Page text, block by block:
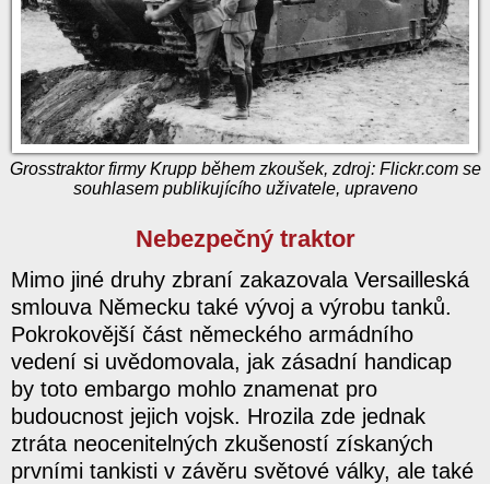
Grosstraktor firmy Krupp během zkoušek, zdroj: Flickr.com se
souhlasem publikujícího uživatele, upraveno
Nebezpečný traktor
Mimo jiné druhy zbraní zakazovala Versailleská
smlouva Německu také vývoj a výrobu tanků.
Pokrokovější část německého armádního
vedení si uvědomovala, jak zásadní handicap
by toto embargo mohlo znamenat pro
budoucnost jejich vojsk. Hrozila zde jednak
ztráta neocenitelných zkušeností získaných
prvními tankisti v závěru světové války, ale také